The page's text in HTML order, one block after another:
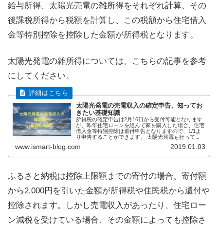
給与所得、太陽光売電の雑所得をそれぞれ計算、その
後課税所得から税額を計算し、この税額から住宅借入
金等特別控除を控除した金額が所得税となります。
太陽光発電の雑所得については、こちらの記事を参考
にしてください。
太陽光発電の売電収入の確定申告、知ってお
きたい基礎知識
所得税の確定申告は2月16日から受付可能となります
が、昨年住宅ローンを組んで家を購入した場合、住宅
借入金等特別控除は還付申告となりますので、1/1よ
り申告することができます。 太陽光発電も行って...
www.ismart-blog.com 2019.01.03
ふるさと納税は控除上限額までの寄付の場合、寄付額
から2,000円を引いた金額が所得税や住民税から還付や
控除されます。しかし売電収入があったり、住宅ロー
ン減税を受けている場合、その金額によっても控除さ